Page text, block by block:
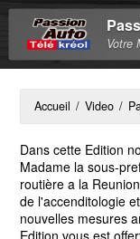
Votre
Accueil / Video /
Dans cette Edition
Madame la sous-
routière a la
de l'accenditologie
nouvelles mesures